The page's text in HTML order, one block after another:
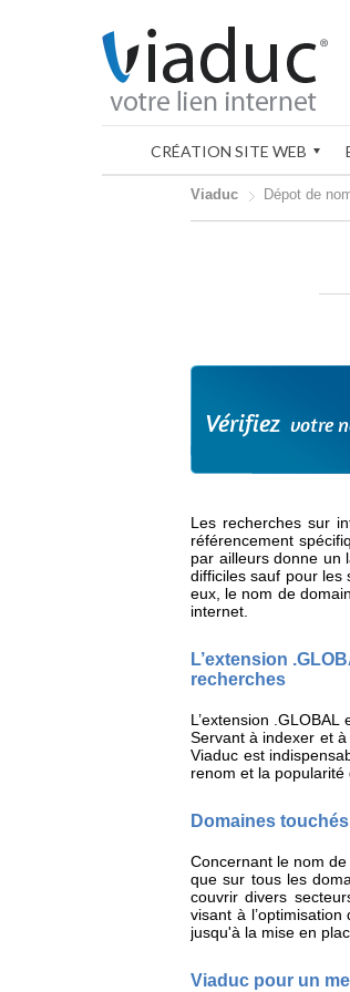
CRÉATION SITE WEB
Viaduc Dépot de
Vérifiez votre
Les recherches sur
référencement
par ailleurs donne un
difficiles sauf pour les
eux, le nom de
internet.
L’extension
recherches
L’extension
Servant à indexer et à
Viaduc est
renom et la popularité
Domaines
Concernant le nom
que sur tous les
couvrir divers
visant à
jusqu'à la mise en
Viaduc pour un